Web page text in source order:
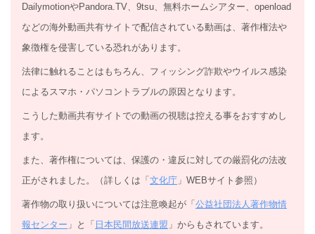
DailymotionやPandora.TV、9tsu、無料ホームシアター、openload
などの海外動画共有サイトで配信されている動画は、著作権法や
象徴権を侵害している恐れがあります。
法律に触れることはもちろん、フィッシング詐欺やウイルス感染
によるスマホ・パソコントラブルの原因となります。
こうした動画共有サイトでの動画の視聴は控える事をおすすめし
ます。
また、著作権については、保護の・違反に対しての厳罰化の法改
正がされました。（詳しくは「 文化庁 」WEBサイト参照）
著作物の取り扱いについては注意喚起が「 公益社団法人著作物情
報センター 」と「 日本民間放送連盟 」からもされています。